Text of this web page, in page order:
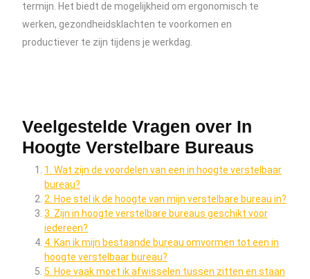
termijn. Het biedt de mogelijkheid om ergonomisch te
werken, gezondheidsklachten te voorkomen en
productiever te zijn tijdens je werkdag.
Veelgestelde Vragen over In
Hoogte Verstelbare Bureaus
1. Wat zijn de voordelen van een in hoogte verstelbaar
bureau?
2. Hoe stel ik de hoogte van mijn verstelbare bureau in?
3. Zijn in hoogte verstelbare bureaus geschikt voor
iedereen?
4. Kan ik mijn bestaande bureau omvormen tot een in
hoogte verstelbaar bureau?
5. Hoe vaak moet ik afwisselen tussen zitten en staan